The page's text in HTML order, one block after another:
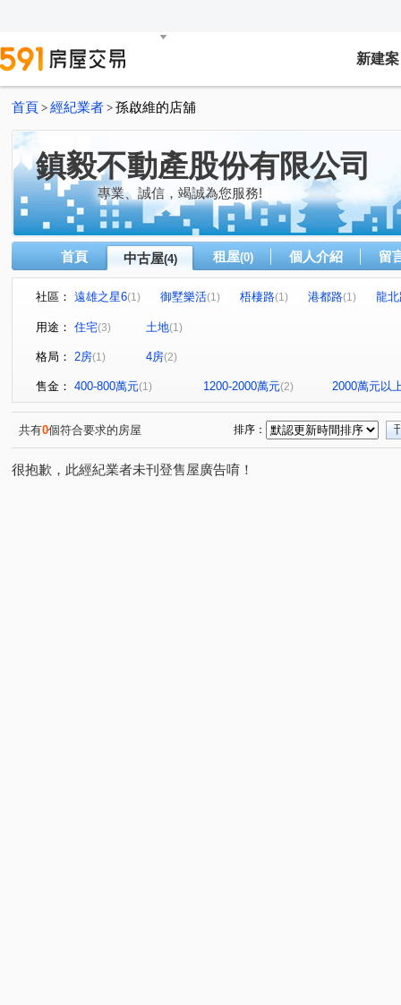
新建案
首頁 > 經紀業者 > 孫啟維的店舖
鎮毅不動產股份有限公司
專業、誠信，竭誠為您服務!
首頁 中古屋(4) 租屋(0) 個人介紹 留
社區： 遠雄之星6(1) 御墅樂活(1) 梧棲路(1) 港都路(1) 龍
用途： 住宅(3) 土地(1)
格局： 2房(1) 4房(2)
售金： 400-800萬元(1) 1200-2000萬元(2) 2000萬元以
共有0個符合要求的房屋 排序：
很抱歉，此經紀業者未刊登售屋廣告唷！